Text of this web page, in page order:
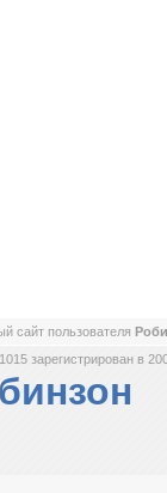
сайт пользователя
зарегистрирован в